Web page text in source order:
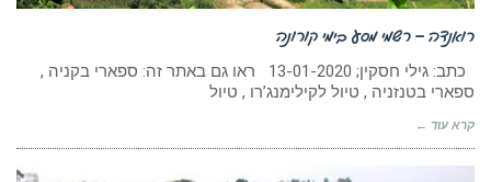
רואנדה – רשמי מסע בימי קורונה
כתב: גילי חסקין; 13-01-2020 ראו גם באתר זה: ספארי בקניה ,
ספארי בטנזניה , טיול לקילימנג’רו , טיול
קרא עוד ←